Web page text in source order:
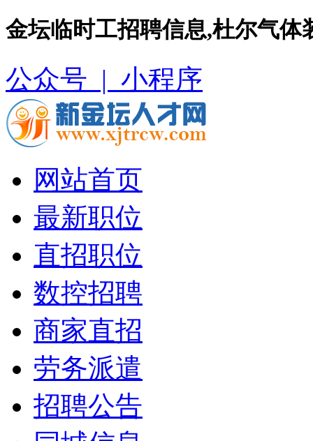
金坛临时工招聘信息,杜尔气
公众号 | 小程序
网站首页
最新职位
直招职位
数控招聘
商家直招
劳务派遣
招聘公告